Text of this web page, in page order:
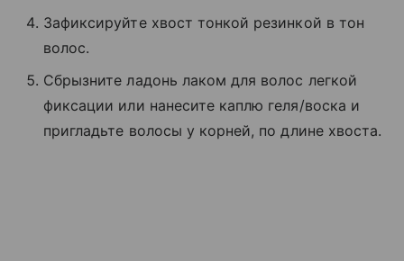
Зафиксируйте хвост тонкой резинкой в тон
волос.
Сбрызните ладонь лаком для волос легкой
фиксации или нанесите каплю геля/воска и
пригладьте волосы у корней, по длине хвоста.